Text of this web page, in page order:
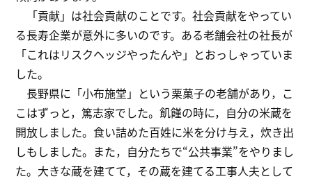
「貢献」は社会貢献のことです。社会貢献をやってい
る長寿企業が意外に多いのです。ある老舗会社の社長が
「これはリスクヘッジやったんや」とおっしゃっていま
した。
長野県に「小布施堂」という栗菓子の老舗があり，こ
こはずっと，篤志家でした。飢饉の時に，自分の米蔵を
開放しました。食い詰めた百姓に米を分け与え，炊き出
しもしました。また，自分たちで“公共事業”をやりまし
た。大きな蔵を建てて，その蔵を建てる工事人夫として